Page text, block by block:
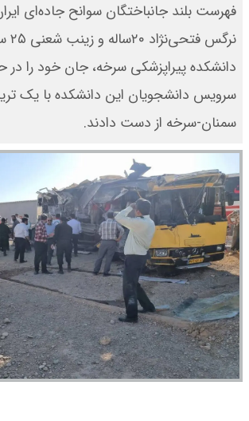
فهرست بلند جانباختگان سوانح جاده‌ای
دانشکده پیراپزشکی سرخه، جان خود را در
سرویس دانشجویان این دانشکده با یک
سمنان-سرخه از دست دادند.